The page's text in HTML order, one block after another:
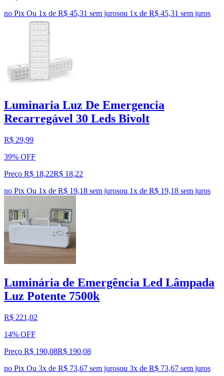
no Pix Ou 1x de R$ 45,31 sem jurosou 1x de R$ 45,31 sem juros
Luminaria Luz De Emergencia
Recarregável 30 Leds Bivolt
R$ 29,99
39% OFF
Preço R$ 18,22R$ 18,22
no Pix Ou 1x de R$ 19,18 sem jurosou 1x de R$ 19,18 sem juros
Luminária de Emergência Led Lâmpada
Luz Potente 7500k
R$ 221,02
14% OFF
Preço R$ 190,08R$ 190,08
no Pix Ou 3x de R$ 73,67 sem jurosou 3x de R$ 73,67 sem juros